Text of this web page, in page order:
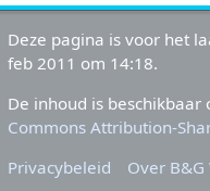
Deze pagina is voor het
feb 2011 om 14:18.
De inhoud is beschikbaar
Commons Attribution-
Privacybeleid
Over B&G